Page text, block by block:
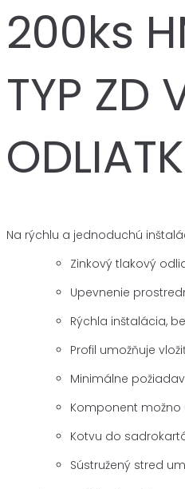
200ks
TYP ZD
Na rýchlu a jednoduchú
Zinkový tlakový
Upevnenie
Rýchla inštalácia,
Profil umožňuje
Minimálne
Komponent
Kotvu do
Sústružený stred